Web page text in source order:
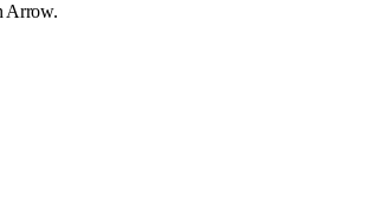
Arrow.